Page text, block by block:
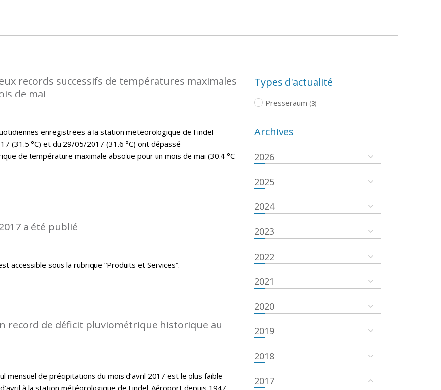
records successifs de températures maximales
de mai
enregistrées à la station météorologique de Findel-
(31.5 °C) et du 29/05/2017 (31.6 °C) ont dépassé
de température maximale absolue pour un mois de mai (30.4 °C
a été publié
accessible sous la rubrique “Produits et Services”.
record de déficit pluviométrique historique au
mensuel de précipitations du mois d’avril 2017 est le plus faible
à la station météorologique de Findel-Aéroport depuis 1947,
Types d'actualité
Presseraum (3)
Archives
2026
2025
2024
2023
2022
2021
2020
2019
2018
2017